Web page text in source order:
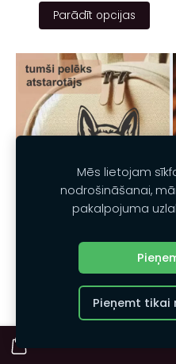
Parādīt opcijas
atstarotājs bērniem
"vācu aitu suns" 02
€2.00
Mēs lietojam
nodrošināšanai,
pakalpojuma
Pieņemt tikai